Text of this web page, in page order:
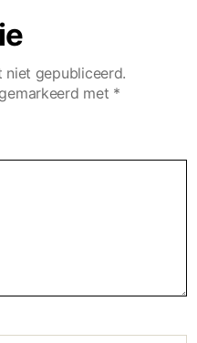
gepubliceerd.
met *